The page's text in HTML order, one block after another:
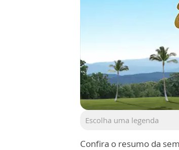
Escolha uma legenda
Confira o resumo da